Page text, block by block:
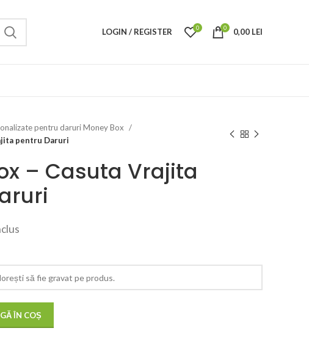
LOGIN / REGISTER 0 0 0,00 LEI
pentru daruri Money Box
pentru Daruri
– Casuta Vrajita
ÎN COȘ